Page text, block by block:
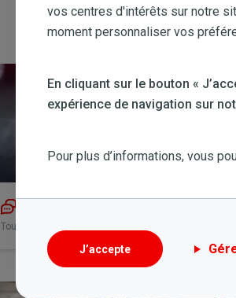
Tous les jours de la semaine de 8:00 à 21:30 et le
vos centres d'intérêts sur notre
moment personnaliser vos
En cliquant sur le bouton «
expérience de navigation sur
Pour plus d’informations, vous
J’accepte